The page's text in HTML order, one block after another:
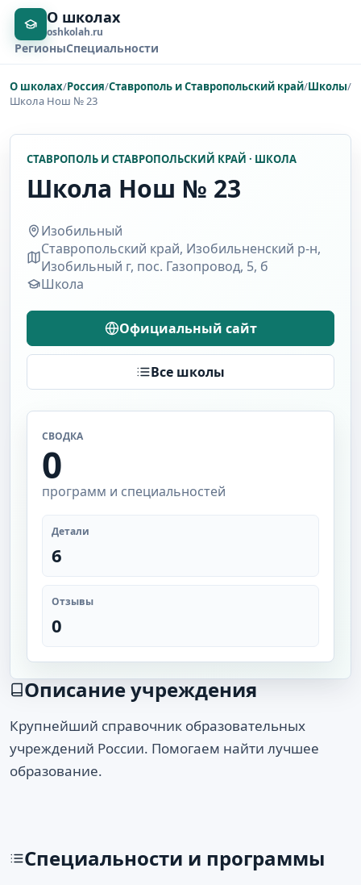
О школах
oshkolah.ru
РегионыСпециальности
О школах/Россия/Ставрополь и Ставропольский край/Школы/
Школа Нош № 23
СТАВРОПОЛЬ И СТАВРОПОЛЬСКИЙ КРАЙ · ШКОЛА
Школа Нош № 23
Изобильный
Ставропольский край, Изобильненский р-н,
Изобильный г, пос. Газопровод, 5, б
Школа
Официальный сайт
Все школы
СВОДКА
0
программ и специальностей
Детали
6
Отзывы
0
Описание учреждения
Крупнейший справочник образовательных
учреждений России. Помогаем найти лучшее
образование.
Специальности и программы